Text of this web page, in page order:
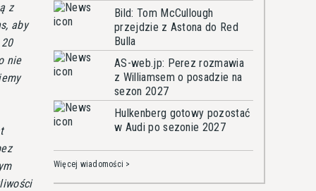
z
aby
nie
Bild: Tom McCullough
przejdzie z Astona do Red
Bulla
AS-web.jp: Perez rozmawia
z Williamsem o posadzie na
sezon 2027
Hulkenberg gotowy pozostać
w Audi po sezonie 2027
Więcej wiadomości >